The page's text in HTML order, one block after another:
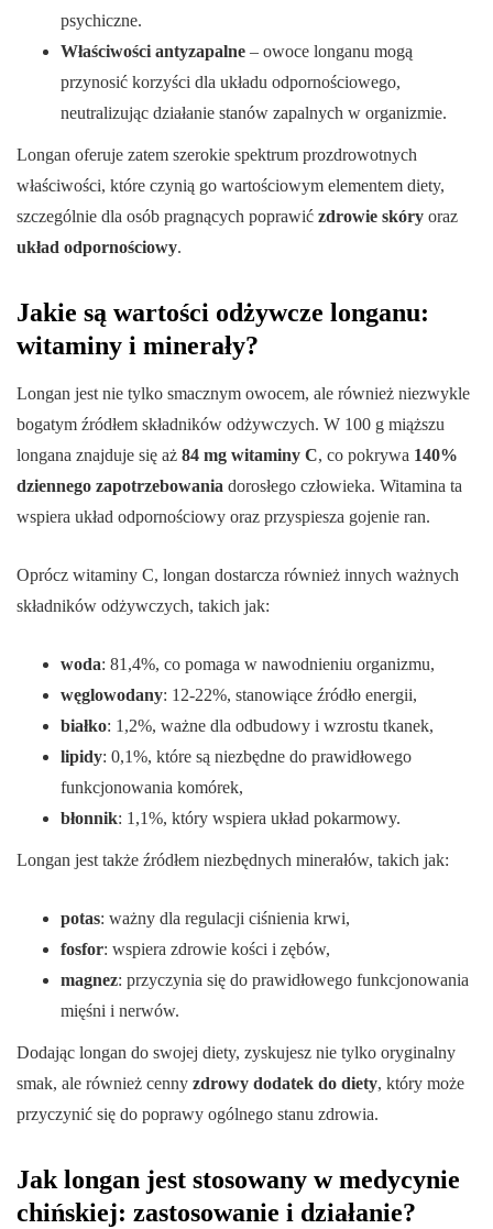
psychiczne.
Właściwości antyzapalne – owoce longanu mogą
przynosić korzyści dla układu odpornościowego,
neutralizując działanie stanów zapalnych w organizmie.
Longan oferuje zatem szerokie spektrum prozdrowotnych
właściwości, które czynią go wartościowym elementem diety,
szczególnie dla osób pragnących poprawić zdrowie skóry oraz
układ odpornościowy.
Jakie są wartości odżywcze longanu:
witaminy i minerały?
Longan jest nie tylko smacznym owocem, ale również niezwykle
bogatym źródłem składników odżywczych. W 100 g miąższu
longana znajduje się aż 84 mg witaminy C, co pokrywa 140%
dziennego zapotrzebowania dorosłego człowieka. Witamina ta
wspiera układ odpornościowy oraz przyspiesza gojenie ran.
Oprócz witaminy C, longan dostarcza również innych ważnych
składników odżywczych, takich jak:
woda: 81,4%, co pomaga w nawodnieniu organizmu,
węglowodany: 12-22%, stanowiące źródło energii,
białko: 1,2%, ważne dla odbudowy i wzrostu tkanek,
lipidy: 0,1%, które są niezbędne do prawidłowego
funkcjonowania komórek,
błonnik: 1,1%, który wspiera układ pokarmowy.
Longan jest także źródłem niezbędnych minerałów, takich jak:
potas: ważny dla regulacji ciśnienia krwi,
fosfor: wspiera zdrowie kości i zębów,
magnez: przyczynia się do prawidłowego funkcjonowania
mięśni i nerwów.
Dodając longan do swojej diety, zyskujesz nie tylko oryginalny
smak, ale również cenny zdrowy dodatek do diety, który może
przyczynić się do poprawy ogólnego stanu zdrowia.
Jak longan jest stosowany w medycynie
chińskiej: zastosowanie i działanie?